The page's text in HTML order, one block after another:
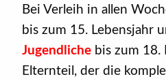
Bei Verleih in allen
bis zum 15. Lebensjahr
Jugendliche bis zum 18.
Elternteil, der die